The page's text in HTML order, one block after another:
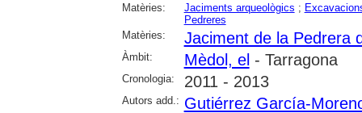
Matèries: Jaciments arqueològics ;
Pedreres
Matèries:
Jaciment de la Pedrera
Àmbit: Mèdol, el - Tarragona
Cronologia: 2011 - 2013
Autors add.: Gutiérrez García-